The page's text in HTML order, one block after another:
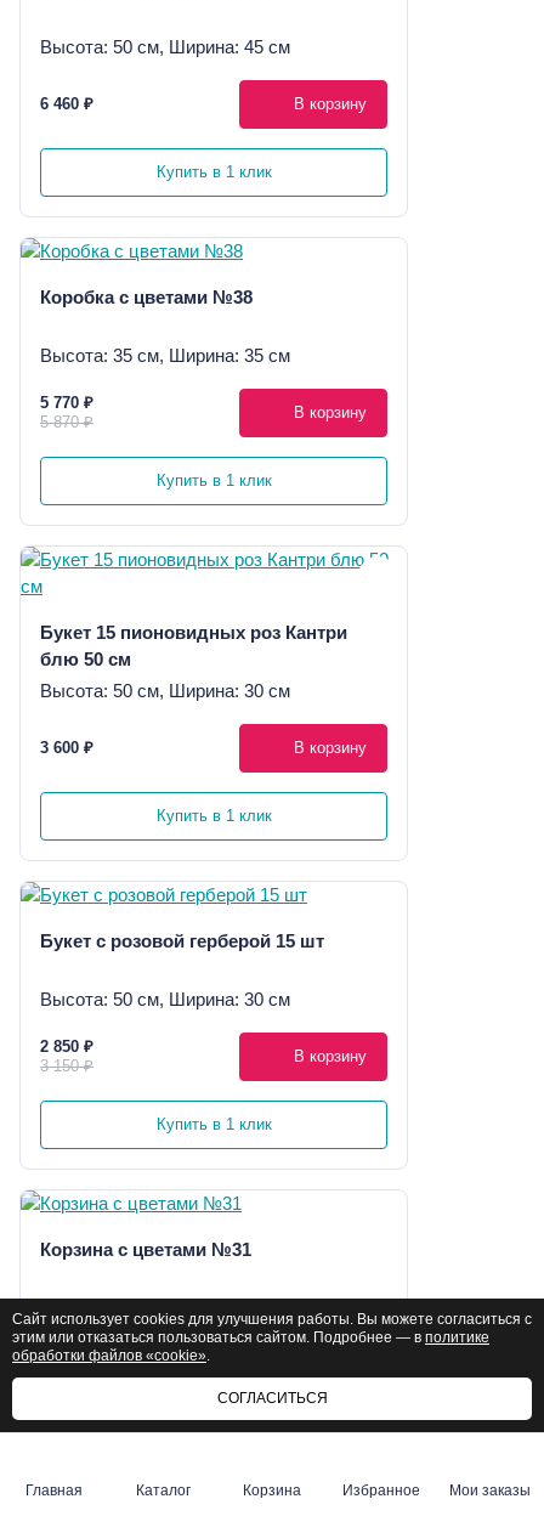
Высота: 50 см, Ширина: 45 см
6 460 ₽ В корзину
Купить в 1 клик
Коробка с цветами №38
Высота: 35 см, Ширина: 35 см
5 770 ₽
5 870 ₽
В корзину
Купить в 1 клик
Букет 15 пионовидных роз Кантри
блю 50 см
Высота: 50 см, Ширина: 30 см
3 600 ₽ В корзину
Купить в 1 клик
Букет с розовой герберой 15 шт
Высота: 50 см, Ширина: 30 см
2 850 ₽
3 150 ₽
В корзину
Купить в 1 клик
Корзина с цветами №31
14 890 ₽
20 950 ₽
Купить в 1 клик
Главная Каталог Корзина Избранное Мои заказы
Сайт использует cookies для улучшения работы. Вы можете согласиться с
этим или отказаться пользоваться сайтом. Подробнее — в политике
обработки файлов «cookie».
СОГЛАСИТЬСЯ